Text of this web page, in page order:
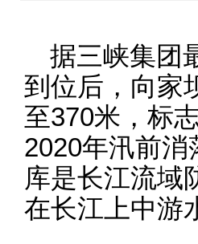
据三峡集团
到位后，向家
至370米，标
2020年汛前
库是长江流域
在长江上中游